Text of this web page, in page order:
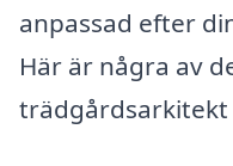
anpassad efter
Här är några av
trädgårdsarkitekt